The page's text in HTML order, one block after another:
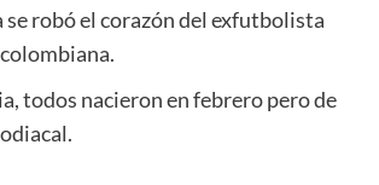
se robó el corazón del exfutbolista
todos nacieron en febrero pero de